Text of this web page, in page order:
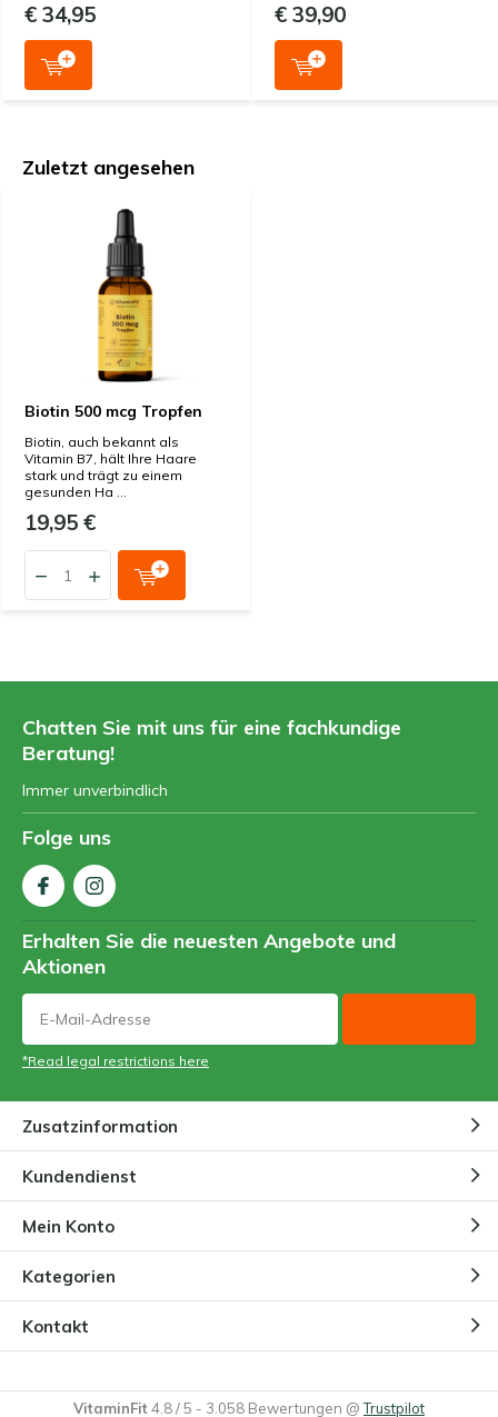
€ 34,95 € 39,90
Zuletzt angesehen
Biotin 500 mcg Tropfen
Biotin, auch bekannt als
Vitamin B7, hält Ihre Haare
stark und trägt zu einem
gesunden Ha ...
19,95 €
Chatten Sie mit uns für eine fachkundige
Beratung!
Immer unverbindlich
Folge uns
Erhalten Sie die neuesten Angebote und
Aktionen
*Read legal restrictions here
Zusatzinformation
Kundendienst
Mein Konto
Kategorien
Kontakt
VitaminFit4.8/5 - 3.058 Bewertungen @Trustpilot